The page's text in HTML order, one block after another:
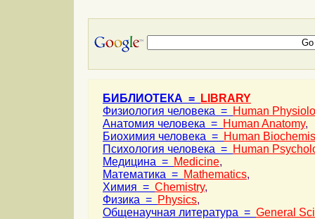
БИБЛИОТЕКА =
LIBRARY
Физиология человека = Human
Анатомия человека = Human Anatomy,
Биохимия человека = Human
Психология человека = Human
Медицина = Medicine,
Математика = Mathematics,
Химия = Chemistry,
Физика = Physics,
Общенаучная литература = General